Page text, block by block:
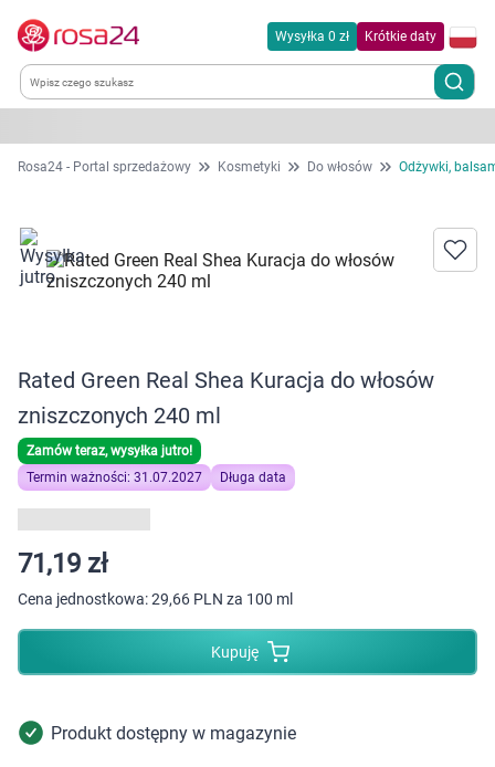
Wysyłka 0 zł Krótkie daty
Kategorie
Dla zwierząt
Zdrowie
Kobieta w ciąży i mama
Dziecko
Higiena
Kosmetyki
Mężczyzna
Zdrowy styl życia
Rosa24 - Portal sprzedażowy Kosmetyki Do włosów Odżywki,
Rated Green Real Shea Kuracja do włosów
zniszczonych 240 ml
Zamów teraz, wysyłka jutro!
Termin ważności: 31.07.2027
Długa data
71,19 zł
Cena jednostkowa:29,66 PLN za 100 ml
Kupuję
Produkt dostępny w magazynie